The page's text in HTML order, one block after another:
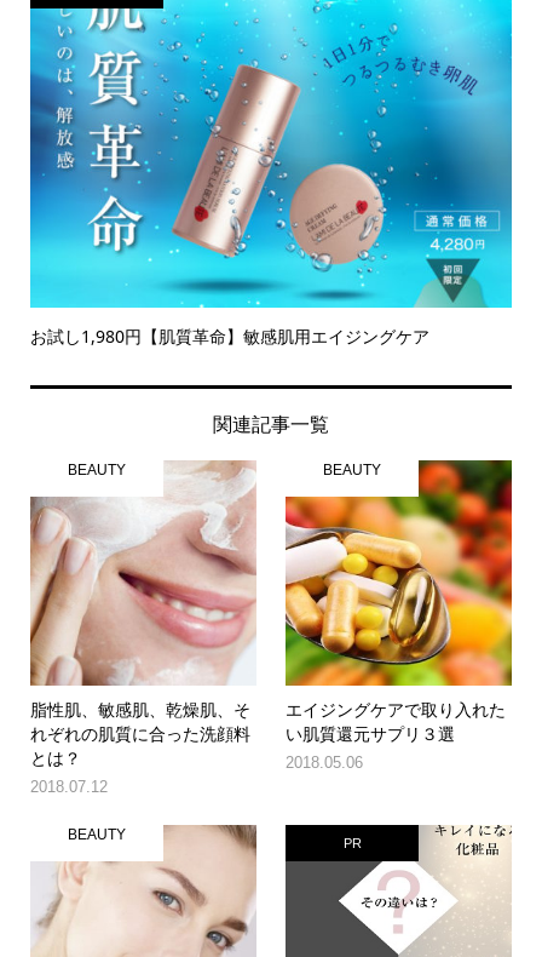
お試し1,980円【肌質革命】敏感肌用エイジングケア
関連記事一覧
BEAUTY
脂性肌、敏感肌、乾燥肌、そ
れぞれの肌質に合った洗顔料
とは？
2018.07.12
BEAUTY
エイジングケアで取り入れた
い肌質還元サプリ３選
2018.05.06
BEAUTY PR